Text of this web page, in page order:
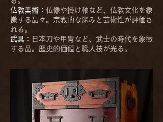
仏教美術： 仏像や掛け軸など、仏教文化を象
徴する品々。宗教的な深みと芸術性が評価さ
れる。
武具：
日本刀や甲冑など、武士の時代を象徴
する品。歴史的価値と職人技が光る。